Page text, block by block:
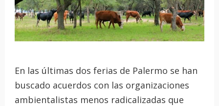
En las últimas dos ferias de Palermo se han
buscado acuerdos con las organizaciones
ambientalistas menos radicalizadas que